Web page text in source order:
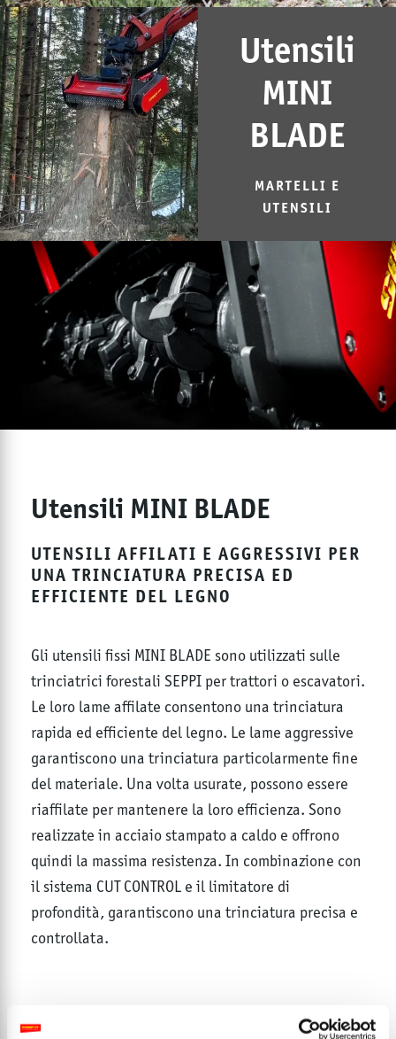
Utensili
MINI
BLADE
MARTELLI E
UTENSILI
Utensili MINI BLADE
UTENSILI AFFILATI E AGGRESSIVI PER
UNA TRINCIATURA PRECISA ED
EFFICIENTE DEL LEGNO
Gli utensili fissi MINI BLADE sono utilizzati sulle
trinciatrici forestali SEPPI per trattori o escavatori.
Le loro lame affilate consentono una trinciatura
rapida ed efficiente del legno. Le lame aggressive
garantiscono una trinciatura particolarmente fine
del materiale. Una volta usurate, possono essere
riaffilate per mantenere la loro efficienza. Sono
realizzate in acciaio stampato a caldo e offrono
quindi la massima resistenza. In combinazione con
il sistema CUT CONTROL e il limitatore di
profondità, garantiscono una trinciatura precisa e
controllata.